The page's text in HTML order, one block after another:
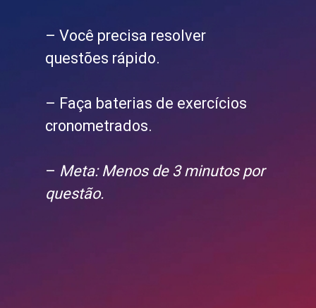
– Você precisa resolver
questões rápido.
– Faça baterias de exercícios
cronometrados.
– Meta: Menos de 3 minutos por
questão.